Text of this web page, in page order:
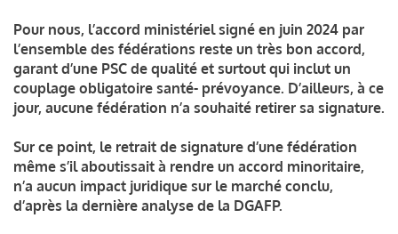
Pour nous, l’accord ministériel signé en juin 2024 par
l’ensemble des fédérations reste un très bon accord,
garant d’une PSC de qualité et surtout qui inclut un
couplage obligatoire santé- prévoyance. D’ailleurs, à ce
jour, aucune fédération n’a souhaité retirer sa signature.
Sur ce point, le retrait de signature d’une fédération
même s’il aboutissait à rendre un accord minoritaire,
n’a aucun impact juridique sur le marché conclu,
d’après la dernière analyse de la DGAFP.